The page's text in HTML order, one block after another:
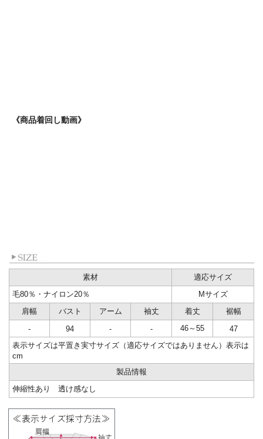
《商品着回し動画》
素材
適応サイズ
毛80％・ナイロン20％
Mサイズ
肩幅
バスト アーム 袖丈 着丈
裾幅
-
94 - - 46～55
47
表示サイズは平置き実寸サイズ（適応サイズではありません）表示は
cm
製品情報
伸縮性あり 透け感なし